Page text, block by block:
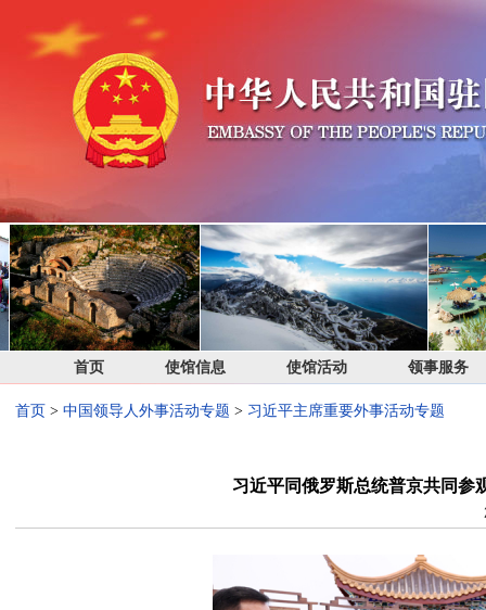
首页 使馆信息 使馆活动 领事服务
首页 > 中国领导人外事活动专题 > 习近平主席重要外事活动专题
习近平同俄罗斯总统普京共同参